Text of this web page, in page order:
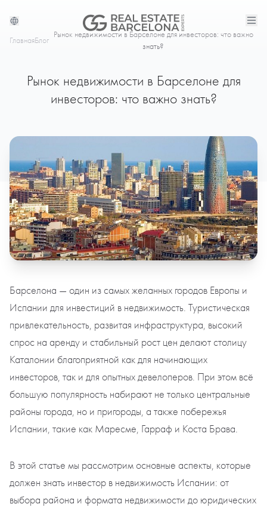
ГлавнаяБлог
Рынок недвижимости в Барселоне для инвесторов: что важно
знать?
Рынок недвижимости в Барселоне для
инвесторов: что важно знать?
Барселона — один из самых желанных городов Европы и
Испании для инвестиций в недвижимость. Туристическая
привлекательность, развитая инфраструктура, высокий
спрос на аренду и стабильный рост цен делают столицу
Каталонии благоприятной как для начинающих
инвесторов, так и для опытных девелоперов. При этом всё
большую популярность набирают не только центральные
районы города, но и пригороды, а также побережья
Испании, такие как Маресме, Гарраф и Коста Брава.
В этой статье мы рассмотрим основные аспекты, которые
должен знать инвестор в недвижимость Испании: от
выбора района и формата недвижимости до юридических